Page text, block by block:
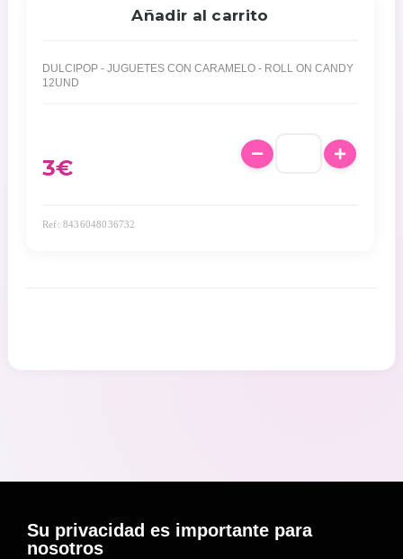
Añadir al carrito
DULCIPOP - JUGUETES CON CARAMELO - ROLL ON CANDY
12UND
3€
Ref: 8436048036732
Su privacidad es importante para
nosotros